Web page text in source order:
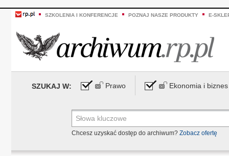
SZKOLENIA I KONFERENCJE POZNAJ NASZE PRODUKTY E-
SZUKAJ W: Prawo Ekonomia i biznes
Chcesz uzyskać dostęp do archiwum? Zobacz ofertę